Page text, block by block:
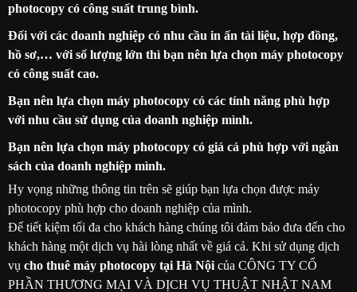
photocopy có công suất trung bình.
Đối với các doanh nghiệp có nhu cầu in ấn tài liệu, hợp đồng,
hồ sơ,… với số lượng lớn thì bạn nên lựa chọn máy photocopy
có công suất cao.
Bạn nên lựa chọn máy photocopy có các tính năng phù hợp
với nhu cầu sử dụng của doanh nghiệp mình.
Bạn nên lựa chọn máy photocopy có giá cả phù hợp với ngân
sách của doanh nghiệp mình.
Hy vọng những thông tin trên sẽ giúp bạn lựa chọn được máy
photocopy phù hợp cho doanh nghiệp của mình.
Để tiết kiệm tối đa cho khách hàng chúng tôi đảm bảo đưa đến cho
khách hàng một dịch vụ hài lòng nhất về giá cả. Khi sử dụng dịch
vụ cho thuê máy photocopy tại Hà Nội của CÔNG TY CỔ
PHẦN THƯƠNG MẠI VÀ DỊCH VỤ THUẬT NHẬT NAM